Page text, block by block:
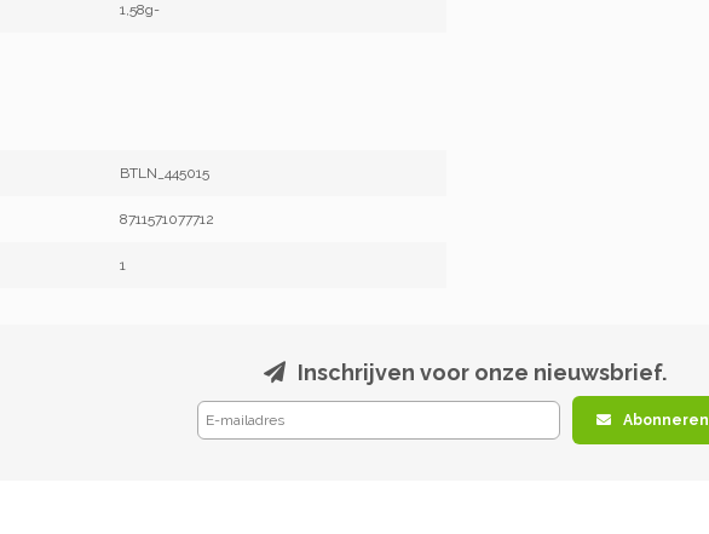
1,58g-
BTLN_445015
8711571077712
1
Inschrijven voor onze nieuwsbrief.
Abonneren